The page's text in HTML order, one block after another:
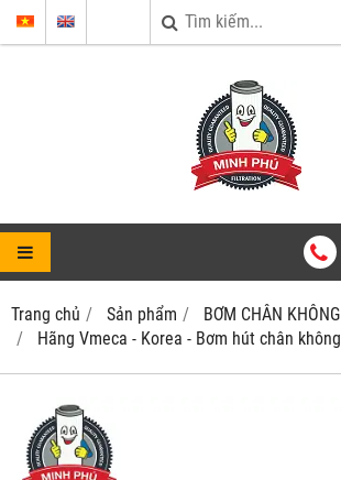
Trang chủ Sản phẩm
BƠM CHÂN KHÔNG
Hãng Vmeca - Korea - Bơm hút chân không